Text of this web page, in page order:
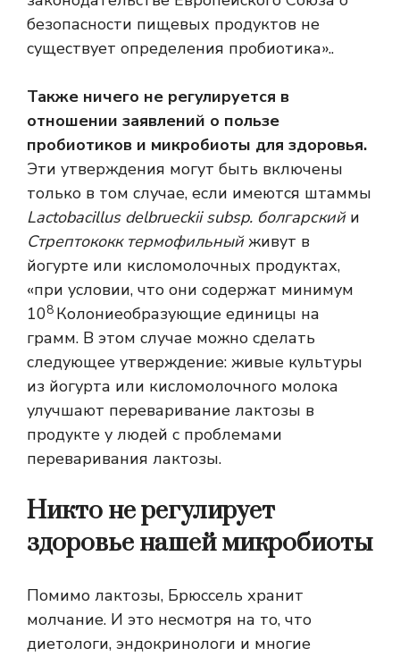
безопасности пищевых продуктов не
существует определения пробиотика»..
Также ничего не регулируется в
отношении заявлений о пользе
пробиотиков и микробиоты для здоровья.
Эти утверждения могут быть включены
только в том случае, если имеются штаммы
Lactobacillus delbrueckii subsp. болгарскийи
Стрептококк термофильныйживут в
йогурте или кисломолочных продуктах,
«при условии, что они содержат минимум
108 Колониеобразующие единицы на
грамм. В этом случае можно сделать
следующее утверждение: живые культуры
из йогурта или кисломолочного молока
улучшают переваривание лактозы в
продукте у людей с проблемами
переваривания лактозы.
Никто не регулирует
здоровье нашей микробиоты
Помимо лактозы, Брюссель хранит
молчание. И это несмотря на то, что
диетологи, эндокринологи и многие